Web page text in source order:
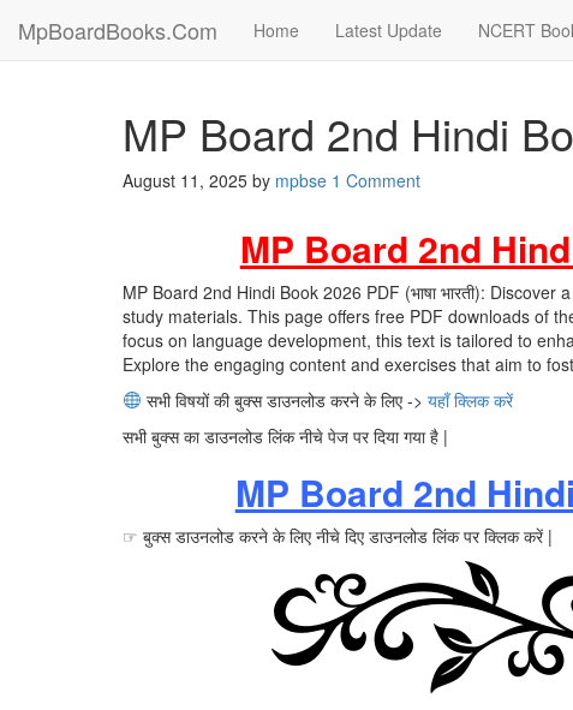
MpBoardBooks.Com Home Latest Update NCERT
MP Board 2nd Hindi
August 11, 2025 by mpbse 1 Comment
MP Board 2nd Hindi
MP Board 2nd Hindi Book 2026 PDF (भाषा भारती):
study materials. This page offers free PDF downloads of
focus on language development, this text is tailored to
Explore the engaging content and exercises that aim to
सभी विषयों की बुक्स डाउनलोड करने के लिए -> यहाँ क्लिक करें
सभी बुक्स का डाउनलोड लिंक नीचे पेज पर दिया गया है |
MP Board 2nd
☞ बुक्स डाउनलोड करने के लिए नीचे दिए डाउनलोड लिंक पर क्लिक करें |